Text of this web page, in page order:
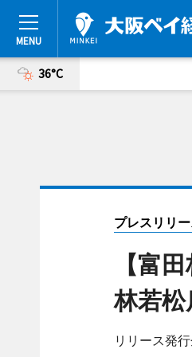
36°C
プレスリリ
【富
林若
リリース発